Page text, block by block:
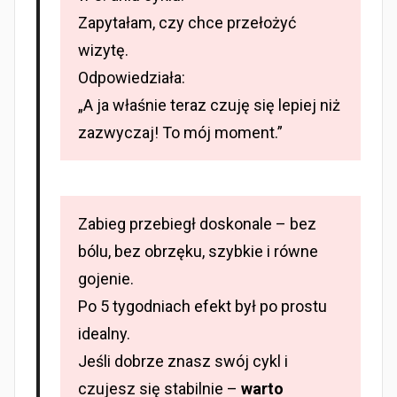
Zapytałam, czy chce przełożyć
wizytę.
Odpowiedziała:
„A ja właśnie teraz czuję się lepiej niż
zazwyczaj! To mój moment.”
Zabieg przebiegł doskonale – bez
bólu, bez obrzęku, szybkie i równe
gojenie.
Po 5 tygodniach efekt był po prostu
idealny.
Jeśli dobrze znasz swój cykl i
czujesz się stabilnie – warto